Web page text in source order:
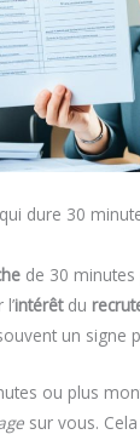
dure 30
de 30
intérêtdu
un signe
ou plus
sur vous.